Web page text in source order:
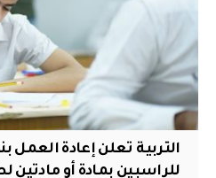
التربية تعلن إعادة العمل
للراسبين بمادة أو